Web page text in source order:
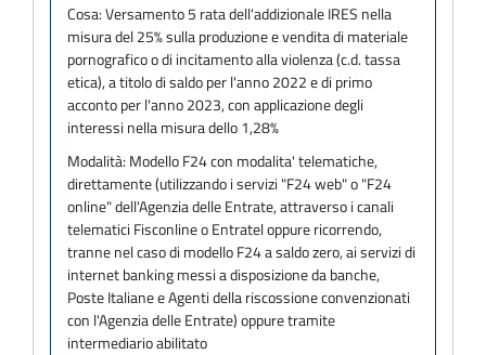
Cosa:Versamento 5 rata dell'addizionale IRES nella
misura del 25% sulla produzione e vendita di materiale
pornografico o di incitamento alla violenza (c.d. tassa
etica), a titolo di saldo per l'anno 2022 e di primo
acconto per l'anno 2023, con applicazione degli
interessi nella misura dello 1,28%
Modalità: Modello F24 con modalita' telematiche,
direttamente (utilizzando i servizi "F24 web" o "F24
online" dell'Agenzia delle Entrate, attraverso i canali
telematici Fisconline o Entratel oppure ricorrendo,
tranne nel caso di modello F24 a saldo zero, ai servizi di
internet banking messi a disposizione da banche,
Poste Italiane e Agenti della riscossione convenzionati
con l'Agenzia delle Entrate) oppure tramite
intermediario abilitato